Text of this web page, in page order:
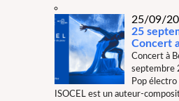
25/09/
25
Concert
Concert à
septembre
Pop électro
ISOCEL est un auteur-